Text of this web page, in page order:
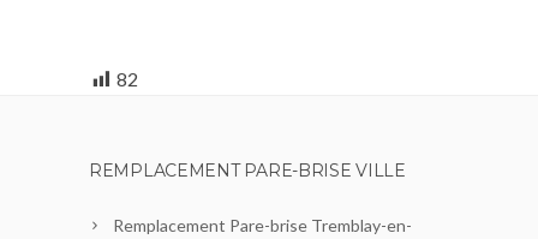
82
REMPLACEMENT PARE-BRISE VILLE
Remplacement Pare-brise Tremblay-en-